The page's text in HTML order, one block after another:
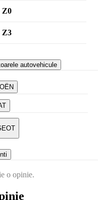
Z0
Z3
autovehicule
o opinie.